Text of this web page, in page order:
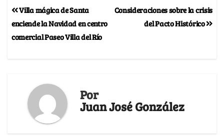
Consideraciones sobre la crisis
del Pacto Histórico
Villa mágica de Santa
enciende la Navidad en centro
comercial Paseo Villa del Río
Por
Juan José González